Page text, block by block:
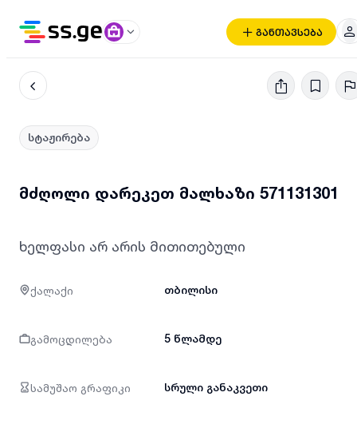
განთავსება
სტაჟირება
მძღოლი დარეკეთ მალხაზი 571131301
ხელფასი არ არის მითითებული
ქალაქი თბილისი
გამოცდილება 5 წლამდე
სამუშაო გრაფიკი სრული განაკვეთი